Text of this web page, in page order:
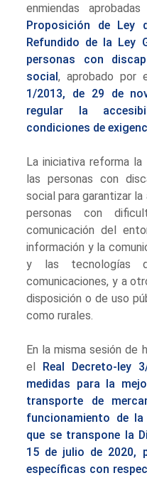
enmiendas
Proposición de Ley
Refundido de la Ley
personas con
social, aprobado por
1/2013, de 29 de
regular la
condiciones de
La iniciativa reforma
las personas con
social para garantizar
personas con
comunicación del
información y la
y las tecnologías
comunicaciones, y a
disposición o de uso
como rurales.
En la misma sesión de
el Real Decreto-ley
medidas para la
transporte de
funcionamiento de
que se transpone la
15 de julio de 2020,
específicas con